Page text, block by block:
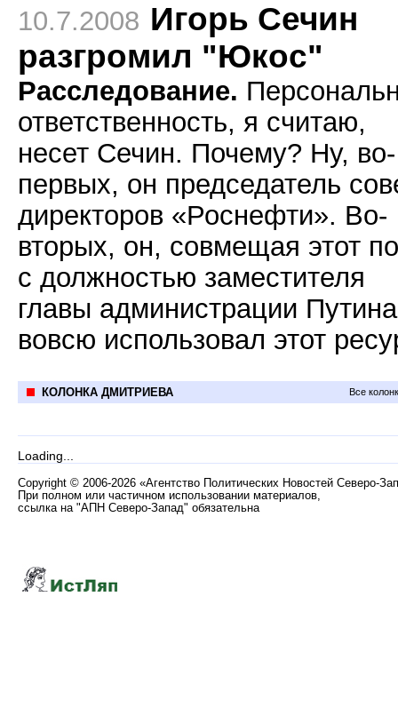
10.7.2008 Игорь Сечин
разгромил "Юкос"
Расследование.
ответственность, я считаю,
несет Сечин. Почему? Ну, во-
первых, он председатель
директоров «Роснефти». Во-
вторых, он, совмещая этот
с должностью заместителя
главы администрации
вовсю использовал этот
КОЛОНКА ДМИТРИЕВА Все
Loading...
Copyright © 2006-2026 «Агентство Политических Новостей Северо-
При полном или частичном использовании материалов,
ссылка на "АПН Северо-Запад" обязательна